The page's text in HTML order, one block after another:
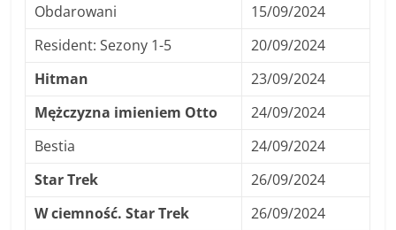
Obdarowani
15/09/2024
Resident: Sezony 1-5
20/09/2024
Hitman
23/09/2024
Mężczyzna imieniem Otto
24/09/2024
Bestia
24/09/2024
Star Trek
26/09/2024
W ciemność. Star Trek
26/09/2024